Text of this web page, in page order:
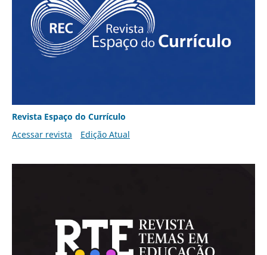
Revista Espaço do Currículo
Acessar revista
Edição Atual